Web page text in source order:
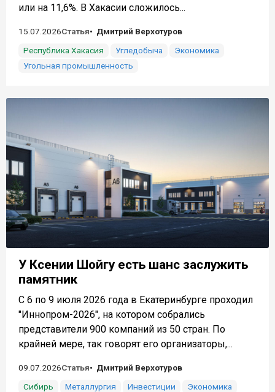
или на 11,6%. В Хакасии сложилось...
15.07.2026Статья
Дмитрий Верхотуров
Республика Хакасия
Угледобыча
Экономика
Угольная промышленность
У Ксении Шойгу есть шанс заслужить
памятник
С 6 по 9 июля 2026 года в Екатеринбурге проходил
"Иннопром-2026", на котором собрались
представители 900 компаний из 50 стран. По
крайней мере, так говорят его организаторы,...
09.07.2026Статья
Дмитрий Верхотуров
Сибирь
Металлургия Инвестиции
Экономика